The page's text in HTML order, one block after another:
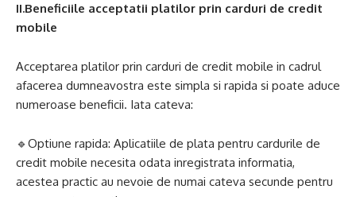
II.Beneficiile acceptatii platilor prin carduri de credit
mobile
Acceptarea platilor prin carduri de credit mobile in cadrul
afacerea dumneavostra este simpla si rapida si poate aduce
numeroase beneficii. Iata cateva:
🔹Optiune rapida: Aplicatiile de plata pentru cardurile de
credit mobile necesita odata inregistrata informatia,
acestea practic au nevoie de numai cateva secunde pentru